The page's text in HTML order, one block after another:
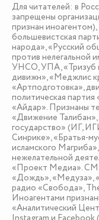
Для читателей: в
запрещены
признан
большевистская
народа», «Русский
против нелегальной
УНСО, УПА, «Тризуб
дивижн», «Меджлис
«Артподготовка»,
политическая
«Айдар». Признаны
«Движение
государство» (ИГ,
Синрике», «Братья-
исламского
нежелательной
«Проект Медиа».
«Дождь», «Медуза»,
радио «Свобода»,
Иноагентами
«Аналитический